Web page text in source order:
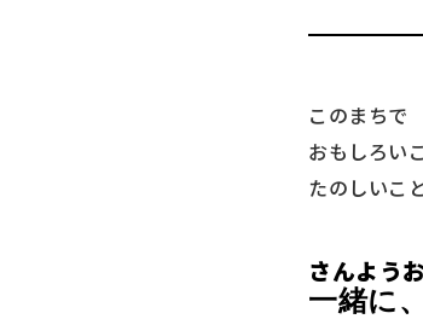
このまちで
おもしろい
たのしいこ
さんよう
一緒に